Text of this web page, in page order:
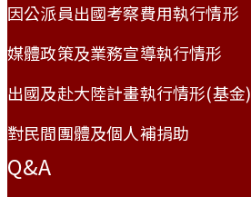
因公派員出國考察費用執行情形
媒體政策及業務宣導執行情形
出國及赴大陸計畫執行情形(基金)
對民間團體及個人補捐助
Q&A